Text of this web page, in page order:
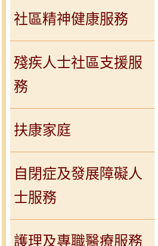
社區精神健康服務
殘疾人士社區支援服
務
扶康家庭
自閉症及發展障礙人
士服務
護理及專職醫療服務